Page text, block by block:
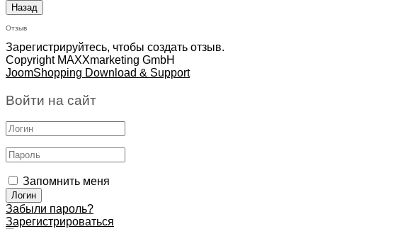
Отзыв
Зарегистрируйтесь, чтобы создать отзыв.
Copyright MAXXmarketing GmbH
JoomShopping Download & Support
Войти на сайт
Запомнить меня
Забыли пароль?
Зарегистрироваться